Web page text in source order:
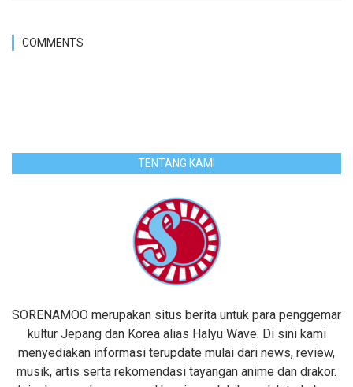
COMMENTS
TENTANG KAMI
SORENAMOO merupakan situs berita untuk para penggemar
kultur Jepang dan Korea alias Halyu Wave. Di sini kami
menyediakan informasi terupdate mulai dari news, review,
musik, artis serta rekomendasi tayangan anime dan drakor.